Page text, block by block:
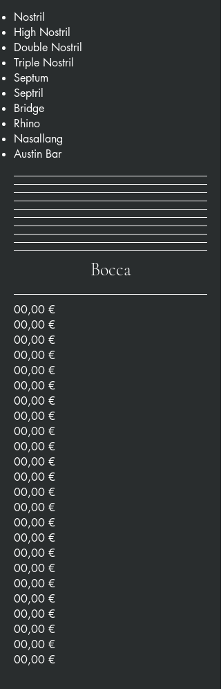
Nostril
High Nostril
Double Nostril
Triple Nostril
Septum
Septril
Bridge
Rhino
Nasallang
Austin Bar
Bocca
00,00 €
00,00 €
00,00 €
00,00 €
00,00 €
00,00 €
00,00 €
00,00 €
00,00 €
00,00 €
00,00 €
00,00 €
00,00 €
00,00 €
00,00 €
00,00 €
00,00 €
00,00 €
00,00 €
00,00 €
00,00 €
00,00 €
00,00 €
00,00 €